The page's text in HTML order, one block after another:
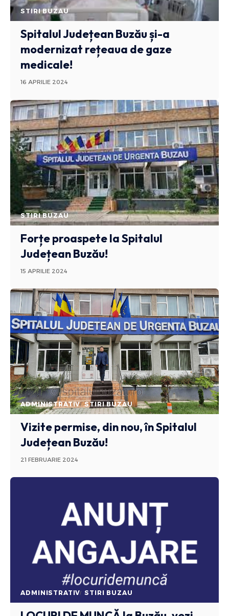
STIRI BUZAU
Spitalul Județean Buzău și-a
modernizat rețeaua de gaze
medicale!
16 APRILIE 2024
STIRI BUZAU
Forțe proaspete la Spitalul
Județean Buzău!
15 APRILIE 2024
ADMINISTRATIV STIRI BUZAU
Vizite permise, din nou, în Spitalul
Județean Buzău!
21 FEBRUARIE 2024
ADMINISTRATIV STIRI BUZAU